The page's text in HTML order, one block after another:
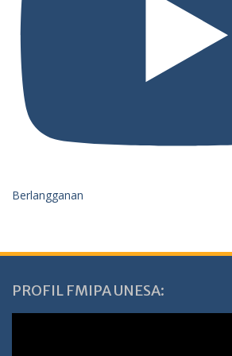
Berlangganan
PROFIL FMIPA UNESA: